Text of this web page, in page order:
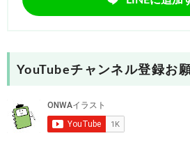
YouTubeチャンネル登録お